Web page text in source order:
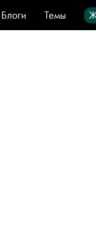
Блоги Темы
Стиль
Видео